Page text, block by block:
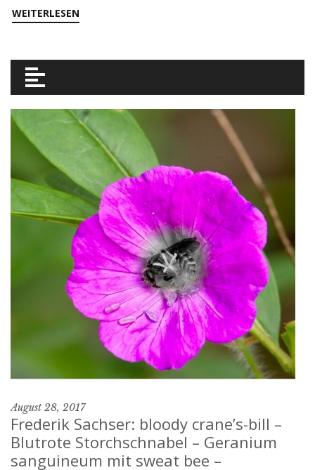
WEITERLESEN
August 28, 2017
Frederik Sachser: bloody crane’s-bill –
Blutrote Storchschnabel – Geranium
sanguineum mit sweat bee –